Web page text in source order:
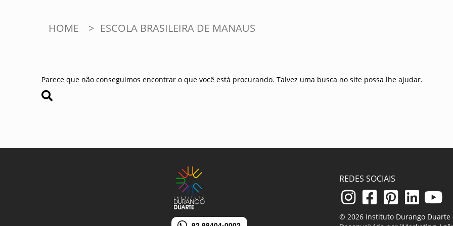
HOME > ESCOLA BRASILEIRA DE MANAUS
Parece que não conseguimos encontrar o que você está procurando. Talvez uma busca no site possa lhe ajudar.
REDES SOCIAIS
© 2026 Instituto Durango Duarte